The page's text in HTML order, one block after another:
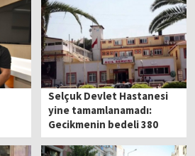
Selçuk Devlet Hastanesi
yine tamamlanamadı:
Gecikmenin bedeli 380
milyon!